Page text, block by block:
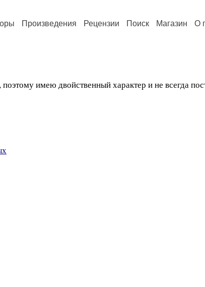
Произведения Рецензии Поиск Магазин О
имею двойственный характер и не всегда